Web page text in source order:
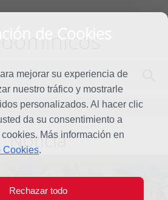
de Cookies
mejorar su experiencia de
nuestro tráfico y mostrarle
personalizados. Al hacer clic
da su consentimiento a
Más información en
Cookies.
Rechazar todo
dominicos
Noticia